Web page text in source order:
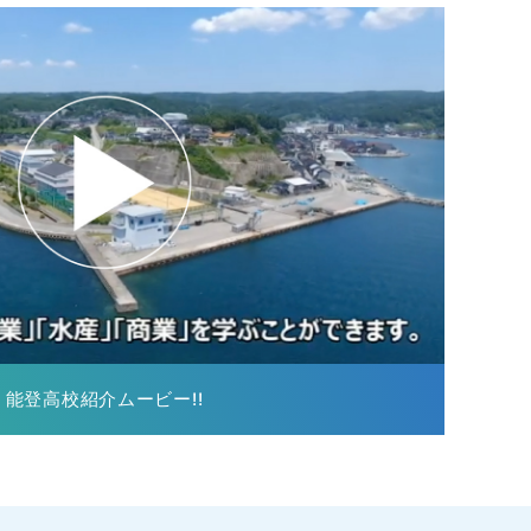
能登高校紹介ムービー!!